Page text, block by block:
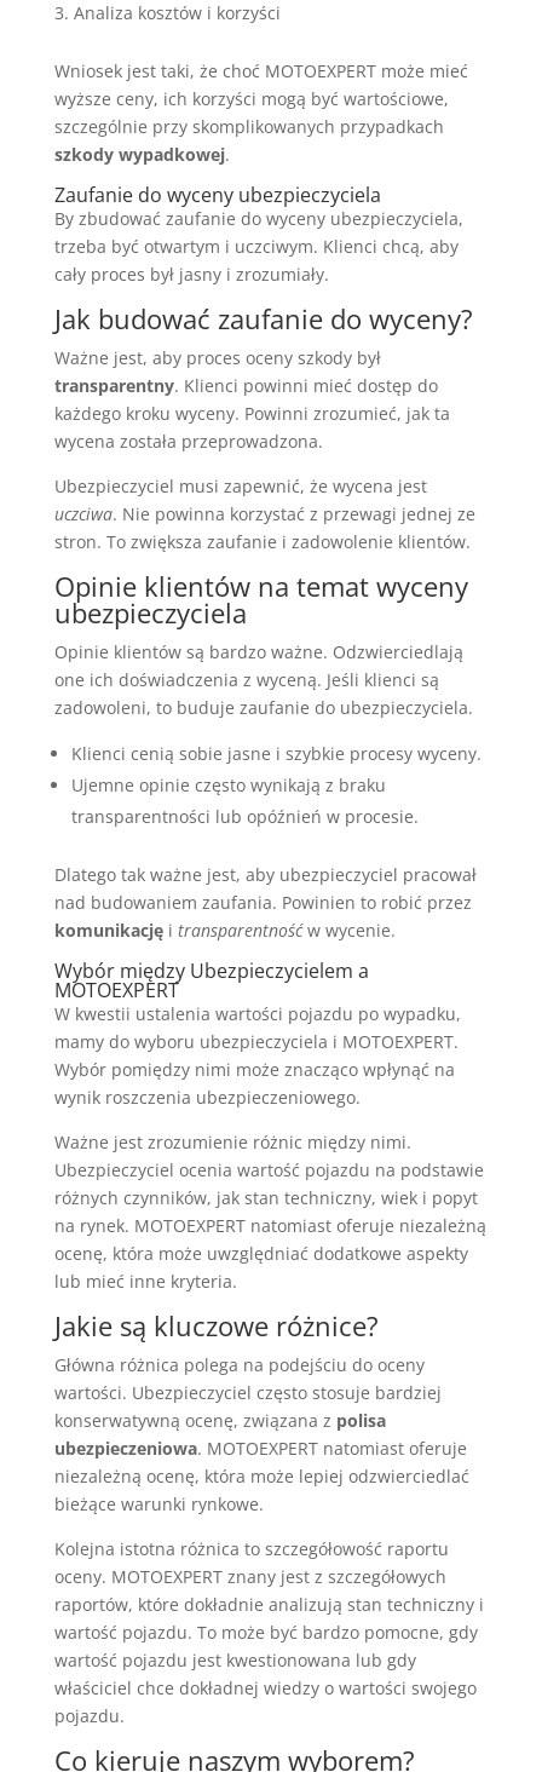
Analiza kosztów i korzyści
Wniosek jest taki, że choć MOTOEXPERT może mieć
wyższe ceny, ich korzyści mogą być wartościowe,
szczególnie przy skomplikowanych przypadkach
szkody wypadkowej.
Zaufanie do wyceny ubezpieczyciela
By zbudować zaufanie do wyceny ubezpieczyciela,
trzeba być otwartym i uczciwym. Klienci chcą, aby
cały proces był jasny i zrozumiały.
Jak budować zaufanie do wyceny?
Ważne jest, aby proces oceny szkody był
transparentny. Klienci powinni mieć dostęp do
każdego kroku wyceny. Powinni zrozumieć, jak ta
wycena została przeprowadzona.
Ubezpieczyciel musi zapewnić, że wycena jest
uczciwa. Nie powinna korzystać z przewagi jednej ze
stron. To zwiększa zaufanie i zadowolenie klientów.
Opinie klientów na temat wyceny
ubezpieczyciela
Opinie klientów są bardzo ważne. Odzwierciedlają
one ich doświadczenia z wyceną. Jeśli klienci są
zadowoleni, to buduje zaufanie do ubezpieczyciela.
Klienci cenią sobie jasne i szybkie procesy wyceny.
Ujemne opinie często wynikają z braku
transparentności lub opóźnień w procesie.
Dlatego tak ważne jest, aby ubezpieczyciel pracował
nad budowaniem zaufania. Powinien to robić przez
komunikacjęi transparentnośćw wycenie.
Wybór między Ubezpieczycielem a
MOTOEXPERT
W kwestii ustalenia wartości pojazdu po wypadku,
mamy do wyboru ubezpieczyciela i MOTOEXPERT.
Wybór pomiędzy nimi może znacząco wpłynąć na
wynik roszczenia ubezpieczeniowego.
Ważne jest zrozumienie różnic między nimi.
Ubezpieczyciel ocenia wartość pojazdu na podstawie
różnych czynników, jak stan techniczny, wiek i popyt
na rynek. MOTOEXPERT natomiast oferuje niezależną
ocenę, która może uwzględniać dodatkowe aspekty
lub mieć inne kryteria.
Jakie są kluczowe różnice?
Główna różnica polega na podejściu do oceny
wartości. Ubezpieczyciel często stosuje bardziej
konserwatywną ocenę, związana z polisa
ubezpieczeniowa. MOTOEXPERT natomiast oferuje
niezależną ocenę, która może lepiej odzwierciedlać
bieżące warunki rynkowe.
Kolejna istotna różnica to szczegółowość raportu
oceny. MOTOEXPERT znany jest z szczegółowych
raportów, które dokładnie analizują stan techniczny i
wartość pojazdu. To może być bardzo pomocne, gdy
wartość pojazdu jest kwestionowana lub gdy
właściciel chce dokładnej wiedzy o wartości swojego
pojazdu.
Co kieruje naszym wyborem?